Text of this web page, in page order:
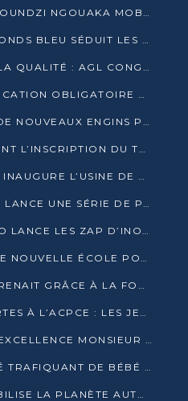
LA SECTION 1-PCT MOUKOUNDZI NGOUAKA MOBILISE 100 000 FCFA POUR LE 6ᵉ CONGRÈS DU PARTI
BASSIN DU CONGO : LE FONDS BLEU SÉDUIT LES BAILLEURS À BELÉM
JOURNÉE MONDIALE DE LA QUALITÉ : AGL CONGO FORME ET SENSIBILISE LES JEUNES TALENTS
L’ACPE LANCE LA CERTIFICATION OBLIGATOIRE DES CONTRATS DE TRAVAIL DES TRANSPORTEURS
POINTE-NOIRE SE DOTE DE NOUVEAUX ENGINS POUR L’ASSAINISSEMENT ET L’ENTRETIEN ROUTIER
DES MÉDECINS DEMANDENT L’INSCRIPTION DU TRAITEMENT DU PIED-BOT DANS LES CURSUS UNIVERSITAIRES
DÉNIS SASSOU N’GUESSO INAUGURE L’USINE DE VALORISATION DU GAZ ASSOCIÉ
DENIS SASSOU-N’GUESSO LANCE UNE SÉRIE DE PROJETS DANS LE KOUILOU
AGRICULTURE : LE CONGO LANCE LES ZAP D’INONI ET YONO
BE GREEN ACADEMY : UNE NOUVELLE ÉCOLE POUR LES MÉTIERS DE L’ÉCOLOGIE À POINTE-NOIRE
L’ÉCOLE PIERRE NZOKO RENAIT GRÂCE À LA FONDATION MUCODEC
JOURNÉE PORTES OUVERTES À L’ACPCE : LES JEUNES EN IMMERSION DANS L’ENTREPRISE
LETTRE OUVERTE A SON EXCELLENCE MONSIEUR DENIS SASSOU NGUESSO, PRESIDENT DE LAREPUBLIQUE DU CONGO
MADINGOU : UN PRÉSUMÉ TRAFIQUANT DE BÉBÉ CHIMPANZÉ FIXÉ SUR SON SORT LE 20 NOVEMBRE
À BELÉM, LE CONGO MOBILISE LA PLANÈTE AUTOUR DU FONDS BLEU POUR LE BASSIN DU CONGO